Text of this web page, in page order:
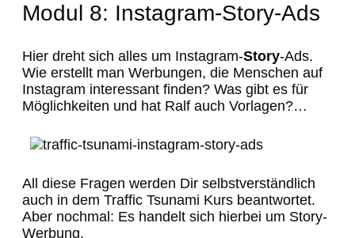
Modul 8: Instagram-Story-Ads
Hier dreht sich alles um Instagram-Story-Ads.
Wie erstellt man Werbungen, die Menschen auf
Instagram interessant finden? Was gibt es für
Möglichkeiten und hat Ralf auch Vorlagen?…
All diese Fragen werden Dir selbstverständlich
auch in dem Traffic Tsunami Kurs beantwortet.
Aber nochmal: Es handelt sich hierbei um Story-
Werbung.